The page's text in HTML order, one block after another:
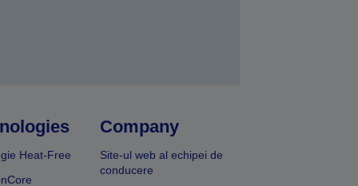
Heat-Free
Company
Site-ul web al echipei de
conducere